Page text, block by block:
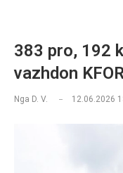
383 pro, 192
vazhdon
Nga D. V. 12.06.2026